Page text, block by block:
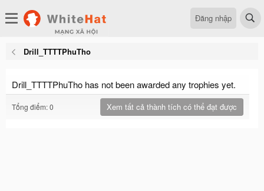
Đăng nhập
Drill_TTTTPhuTho
Drill_TTTTPhuTho has not been awarded any trophies yet.
Tổng điểm: 0 Xem tất cả thành tích có thể đạt được